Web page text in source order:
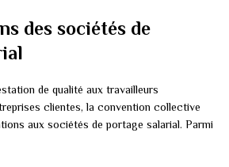
des sociétés de
de qualité aux travailleurs
clientes, la convention collective
aux sociétés de portage salarial. Parmi